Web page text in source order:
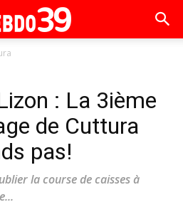
: La 3ième
de Cuttura
pas!
la course de caisses à